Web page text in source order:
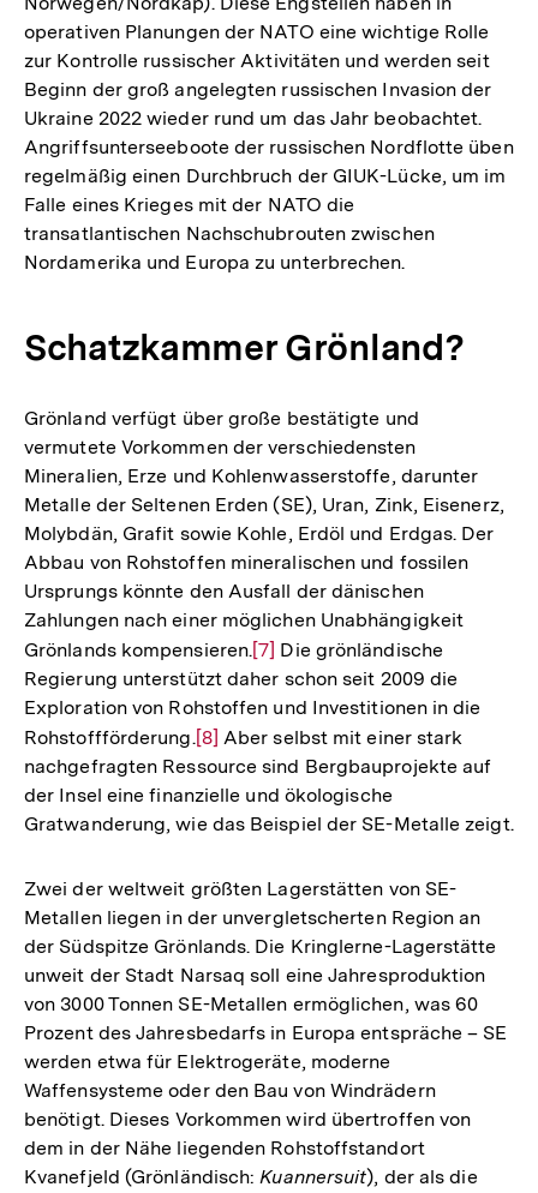
operativen Planungen der NATO eine wichtige Rolle
zur Kontrolle russischer Aktivitäten und werden seit
Beginn der groß angelegten russischen Invasion der
Ukraine 2022 wieder rund um das Jahr beobachtet.
Angriffsunterseeboote der russischen Nordflotte üben
regelmäßig einen Durchbruch der GIUK-Lücke, um im
Falle eines Krieges mit der NATO die
transatlantischen Nachschubrouten zwischen
Nordamerika und Europa zu unterbrechen.
Schatzkammer Grönland?
Grönland verfügt über große bestätigte und
vermutete Vorkommen der verschiedensten
Mineralien, Erze und Kohlenwasserstoffe, darunter
Metalle der Seltenen Erden (SE), Uran, Zink, Eisenerz,
Molybdän, Grafit sowie Kohle, Erdöl und Erdgas. Der
Abbau von Rohstoffen mineralischen und fossilen
Ursprungs könnte den Ausfall der dänischen
Zahlungen nach einer möglichen Unabhängigkeit
Grönlands kompensieren.Zur
Auflösung
der
Fußnote
[7] Die grönländische
Regierung unterstützt daher schon seit 2009 die
Exploration von Rohstoffen und Investitionen in die
Rohstoffförderung.Zur
Auflösung
der
Fußnote
[8] Aber selbst mit einer stark
nachgefragten Ressource sind Bergbauprojekte auf
der Insel eine finanzielle und ökologische
Gratwanderung, wie das Beispiel der SE-Metalle zeigt.
Zwei der weltweit größten Lagerstätten von SE-
Metallen liegen in der unvergletscherten Region an
der Südspitze Grönlands. Die Kringlerne-Lagerstätte
unweit der Stadt Narsaq soll eine Jahresproduktion
von 3000 Tonnen SE-Metallen ermöglichen, was 60
Prozent des Jahresbedarfs in Europa entspräche – SE
werden etwa für Elektrogeräte, moderne
Waffensysteme oder den Bau von Windrädern
benötigt. Dieses Vorkommen wird übertroffen von
dem in der Nähe liegenden Rohstoffstandort
Kvanefjeld (Grönländisch:Kuannersuit), der als die